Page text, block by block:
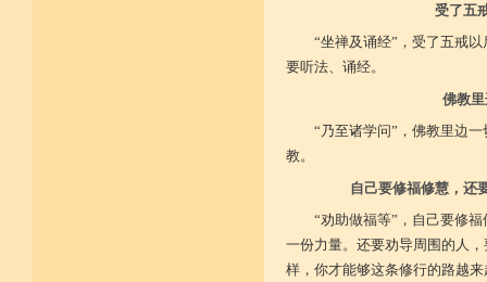
受了五
“坐禅及诵经”，受了五戒
要听法、诵经。
佛教
“乃至诸学问”，佛教里边
教。
自己要修福修慧，还
“劝助做福等”，自己要修
一份力量。还要劝导周围的人
样，你才能够这条修行的路越